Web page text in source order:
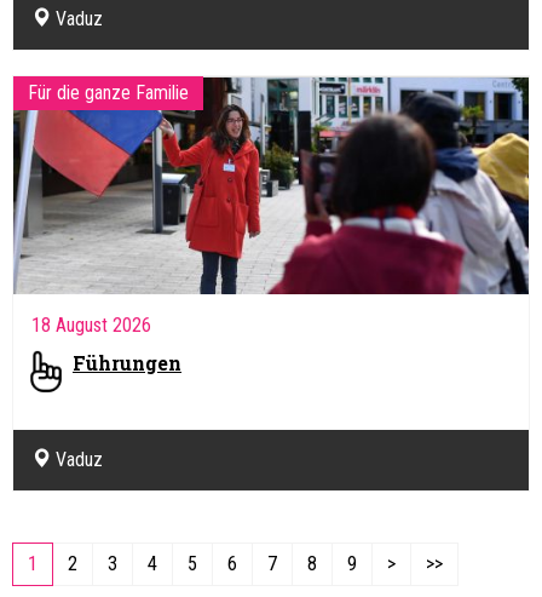
Vaduz
Für die ganze Familie
18 August 2026
Führungen
Vaduz
1 2 3 4 5 6 7 8 9 > >>